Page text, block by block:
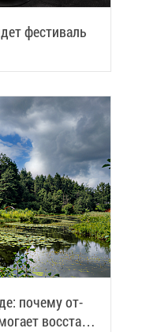
фе­сти­валь
по­че­му от­
вос­ста­но­